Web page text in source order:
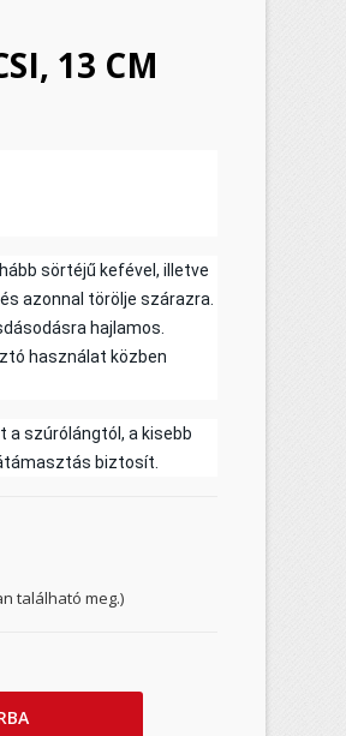
13 CM
sörtéjű kefével, illetve
azonnal törölje szárazra.
hajlamos.
használat közben
a szúrólángtól, a kisebb
biztosít.
található meg.)